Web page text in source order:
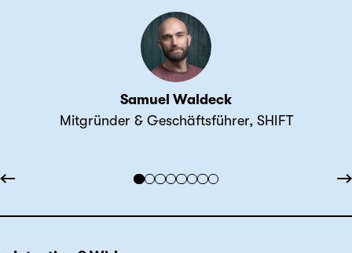
←
Samuel Waldeck
Mitgründer & Geschäftsführer, SHIFT
→